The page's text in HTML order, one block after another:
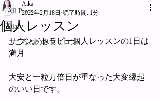
All Posts
Diary
こころねのみちサロン
個人レッスン
Aika
2022年2月18日 読了時間: 1分
サウンドセラピー個人レッスンの1日は
満月
大安と一粒万倍日が重なった大変縁起
のいい日です。